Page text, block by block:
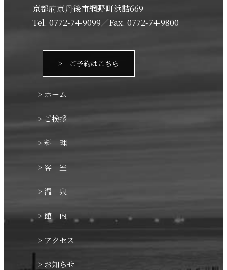
京都府京丹後市網野町浜詰669
Tel. 0772-74-9099／Fax. 0772-74-9800
> ご予約はこちら
> ホーム
> ご挨拶
> 料 理
> 客 室
> 温 泉
> 館 内
> アクセス
> お知らせ